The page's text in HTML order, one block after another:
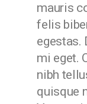
mauris
felis
egestas.
mi eget.
nibh
quisque